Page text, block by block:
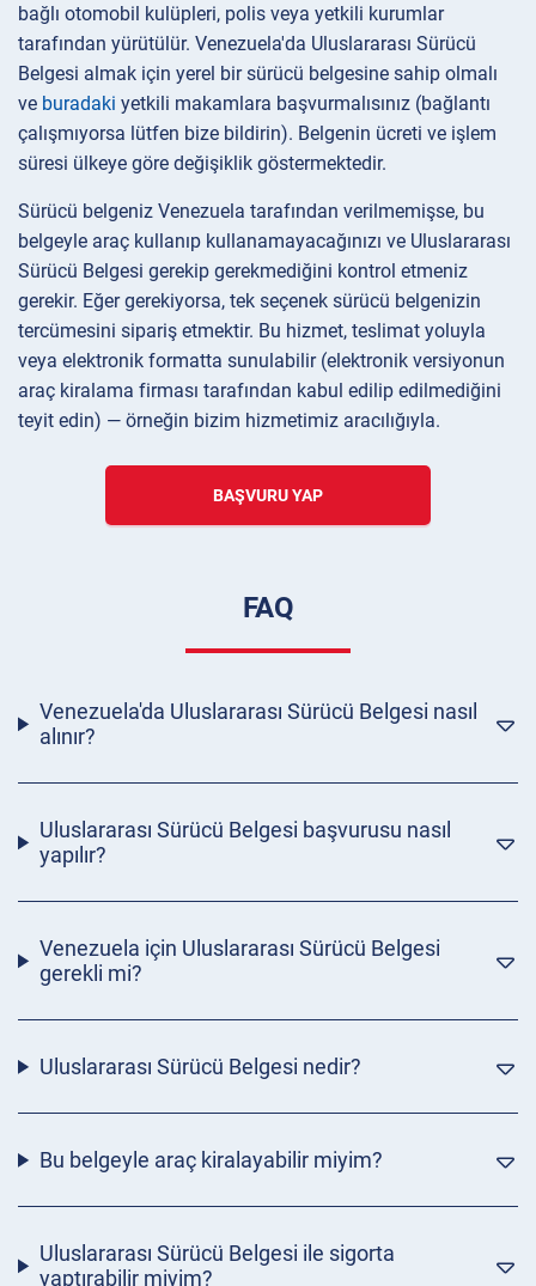
bağlı otomobil kulüpleri, polis veya yetkili kurumlar
tarafından yürütülür. Venezuela'da Uluslararası Sürücü
Belgesi almak için yerel bir sürücü belgesine sahip olmalı
ve buradaki yetkili makamlara başvurmalısınız (bağlantı
çalışmıyorsa lütfen bize bildirin). Belgenin ücreti ve işlem
süresi ülkeye göre değişiklik göstermektedir.
Sürücü belgeniz Venezuela tarafından verilmemişse, bu
belgeyle araç kullanıp kullanamayacağınızı ve Uluslararası
Sürücü Belgesi gerekip gerekmediğini kontrol etmeniz
gerekir. Eğer gerekiyorsa, tek seçenek sürücü belgenizin
tercümesini sipariş etmektir. Bu hizmet, teslimat yoluyla
veya elektronik formatta sunulabilir (elektronik versiyonun
araç kiralama firması tarafından kabul edilip edilmediğini
teyit edin) — örneğin bizim hizmetimiz aracılığıyla.
BAŞVURU YAP
FAQ
Venezuela'da Uluslararası Sürücü Belgesi nasıl
alınır?
Uluslararası Sürücü Belgesi başvurusu nasıl
yapılır?
Venezuela için Uluslararası Sürücü Belgesi
gerekli mi?
Uluslararası Sürücü Belgesi nedir?
Bu belgeyle araç kiralayabilir miyim?
Uluslararası Sürücü Belgesi ile sigorta
yaptırabilir miyim?